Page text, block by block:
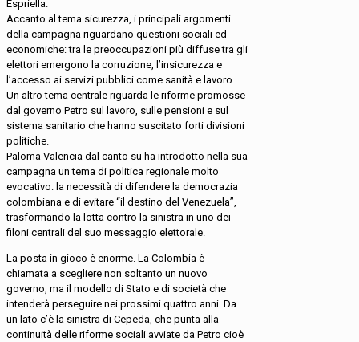
Espriella.
Accanto al tema sicurezza, i principali argomenti
della campagna riguardano questioni sociali ed
economiche: tra le preoccupazioni più diffuse tra gli
elettori emergono la corruzione, l’insicurezza e
l’accesso ai servizi pubblici come sanità e lavoro.
Un altro tema centrale riguarda le riforme promosse
dal governo Petro sul lavoro, sulle pensioni e sul
sistema sanitario che hanno suscitato forti divisioni
politiche.
Paloma Valencia dal canto su ha introdotto nella sua
campagna un tema di politica regionale molto
evocativo: la necessità di difendere la democrazia
colombiana e di evitare “il destino del Venezuela”,
trasformando la lotta contro la sinistra in uno dei
filoni centrali del suo messaggio elettorale.
La posta in gioco è enorme. La Colombia è
chiamata a scegliere non soltanto un nuovo
governo, ma il modello di Stato e di società che
intenderà perseguire nei prossimi quattro anni. Da
un lato c’è la sinistra di Cepeda, che punta alla
continuità delle riforme sociali avviate da Petro cioè